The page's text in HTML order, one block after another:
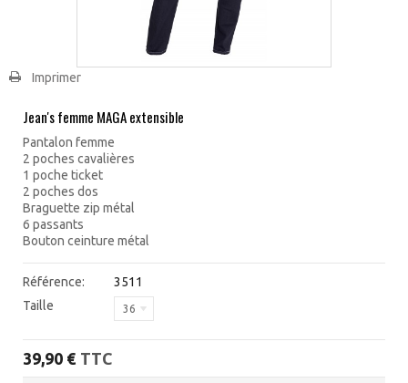
Imprimer
Jean's femme MAGA extensible
Pantalon femme
2 poches cavalières
1 poche ticket
2 poches dos
Braguette zip métal
6 passants
Bouton ceinture métal
Référence:
3511
Taille
36
39,90 € TTC